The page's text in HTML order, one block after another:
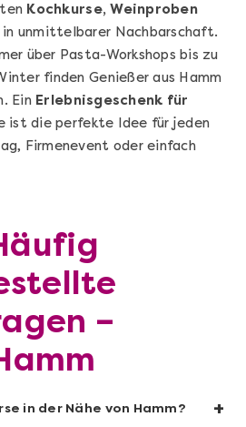
Kochkurse, Weinproben
in unmittelbarer Nachbarschaft.
über Pasta-Workshops bis zu
finden Genießer aus Hamm
Ein Erlebnisgeschenk für
ist die perfekte Idee für jeden
Firmenevent oder einfach
–
in der Nähe von Hamm? +